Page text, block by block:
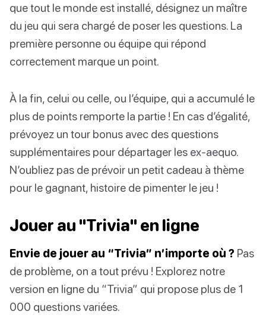
que tout le monde est installé, désignez un maître
du jeu qui sera chargé de poser les questions. La
première personne ou équipe qui répond
correctement marque un point.
À la fin, celui ou celle, ou l’équipe, qui a accumulé le
plus de points remporte la partie ! En cas d’égalité,
prévoyez un tour bonus avec des questions
supplémentaires pour départager les ex-aequo.
N’oubliez pas de prévoir un petit cadeau à thème
pour le gagnant, histoire de pimenter le jeu !
Jouer au "Trivia" en ligne
Envie de jouer au “Trivia” n’importe où ? Pas
de problème, on a tout prévu ! Explorez notre
version en ligne du “Trivia” qui propose plus de 1
000 questions variées.